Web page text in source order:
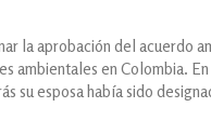
la aprobación del acuerdo
ambientales en Colombia.
su esposa había sido